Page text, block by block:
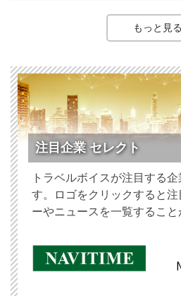
もっと見る
注目企業 セレクト
トラベルボイスが注目する
す。ロゴをクリックすると
ーやニュースを一覧すること